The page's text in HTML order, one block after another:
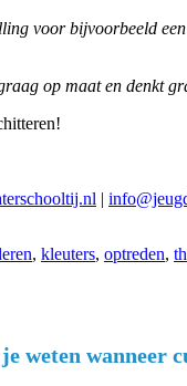
voor bijvoorbeeld
op maat en denkt
|
, kleuters, optreden,
weten wanneer